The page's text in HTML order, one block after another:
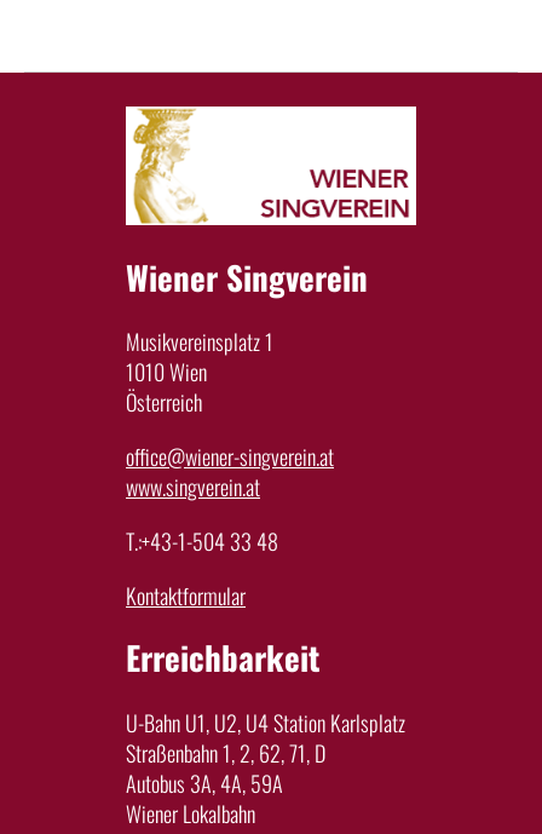
Wiener Singverein
Musikvereinsplatz 1
1010 Wien
Österreich
office@wiener-singverein.at
www.singverein.at
T.:+43-1-504 33 48
Kontaktformular
Erreichbarkeit
U-Bahn U1, U2, U4 Station Karlsplatz
Straßenbahn 1, 2, 62, 71, D
Autobus 3A, 4A, 59A
Wiener Lokalbahn